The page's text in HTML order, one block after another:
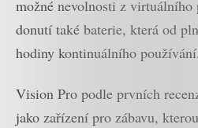
možné nevolnosti z virtuálního
donutí také baterie, která od
hodiny kontinuálního používání.
Vision Pro podle prvních
jako zařízení pro zábavu,